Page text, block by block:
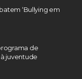
‘Bullying em
de
juventude